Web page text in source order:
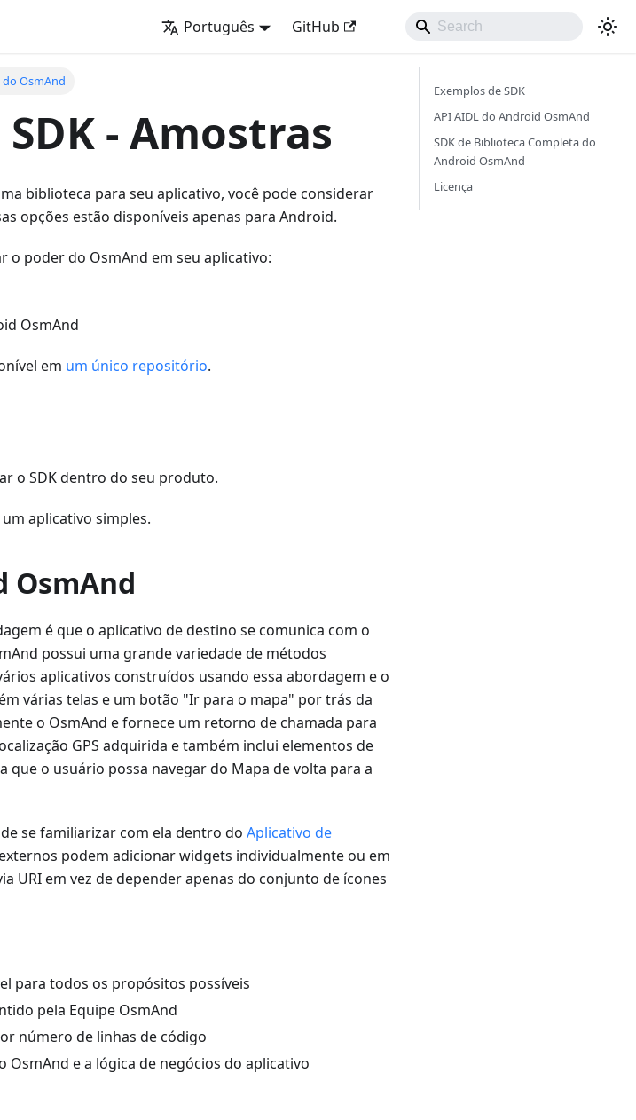
Português GitHub
do OsmAnd
- Amostras
biblioteca para seu aplicativo, você pode considerar
opções estão disponíveis apenas para Android.
o poder do OsmAnd em seu aplicativo:
OsmAnd
em um único repositório.
o SDK dentro do seu produto.
aplicativo simples.
OsmAnd
é que o aplicativo de destino se comunica com o
possui uma grande variedade de métodos
aplicativos construídos usando essa abordagem e o
várias telas e um botão "Ir para o mapa" por trás da
o OsmAnd e fornece um retorno de chamada para
GPS adquirida e também inclui elementos de
que o usuário possa navegar do Mapa de volta para a
se familiarizar com ela dentro do Aplicativo de
podem adicionar widgets individualmente ou em
URI em vez de depender apenas do conjunto de ícones
para todos os propósitos possíveis
pela Equipe OsmAnd
número de linhas de código
e a lógica de negócios do aplicativo
Exemplos de SDK
API AIDL do Android OsmAnd
SDK de Biblioteca Completa do
Android OsmAnd
Licença